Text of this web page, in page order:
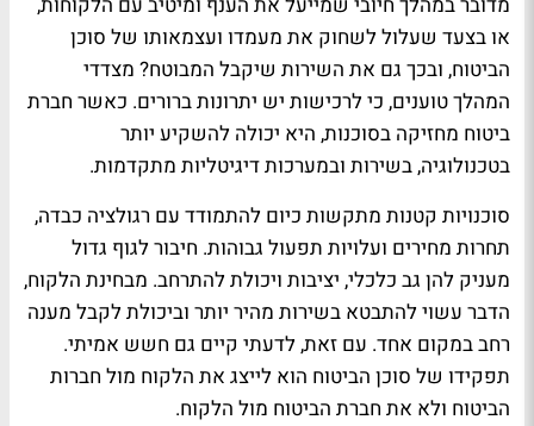
או בצעד שעלול לשחוק את מעמדו ועצמאותו של סוכן
הביטוח, ובכך גם את השירות שיקבל המבוטח? מצדדי
המהלך טוענים, כי לרכישות יש יתרונות ברורים. כאשר חברת
ביטוח מחזיקה בסוכנות, היא יכולה להשקיע יותר
בטכנולוגיה, בשירות ובמערכות דיגיטליות מתקדמות.
סוכנויות קטנות מתקשות כיום להתמודד עם רגולציה כבדה,
תחרות מחירים ועלויות תפעול גבוהות. חיבור לגוף גדול
מעניק להן גב כלכלי, יציבות ויכולת להתרחב. מבחינת הלקוח,
הדבר עשוי להתבטא בשירות מהיר יותר וביכולת לקבל מענה
רחב במקום אחד. עם זאת, לדעתי קיים גם חשש אמיתי.
תפקידו של סוכן הביטוח הוא לייצג את הלקוח מול חברות
הביטוח ולא את חברת הביטוח מול הלקוח.